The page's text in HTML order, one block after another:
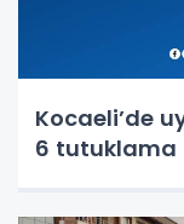
Kocaeli’de
6 tutuklama